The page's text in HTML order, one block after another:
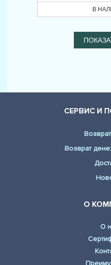
В
СЕРВИС И
Возврат
О
О